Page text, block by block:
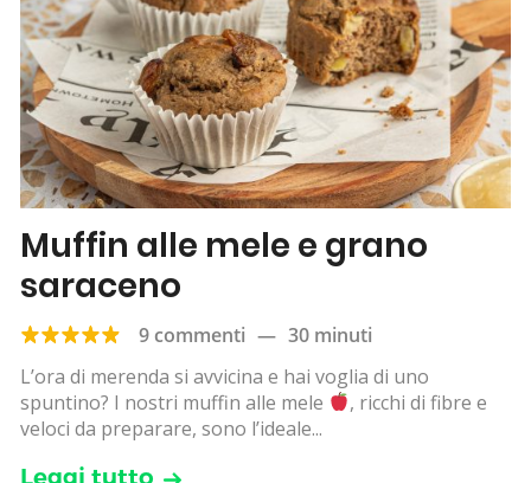
Muffin alle mele e grano
saraceno
9 commenti — 30 minuti
L’ora di merenda si avvicina e hai voglia di uno
spuntino? I nostri muffin alle mele
, ricchi di fibre e
veloci da preparare, sono l’ideale...
Leggi tutto